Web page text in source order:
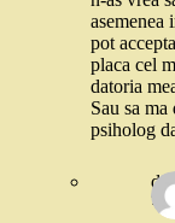
asemenea
pot
placa cel
datoria
Sau sa
psiholog
7